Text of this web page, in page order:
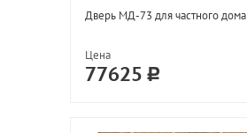
Дверь МД-73 для частного дома
Цена
77625